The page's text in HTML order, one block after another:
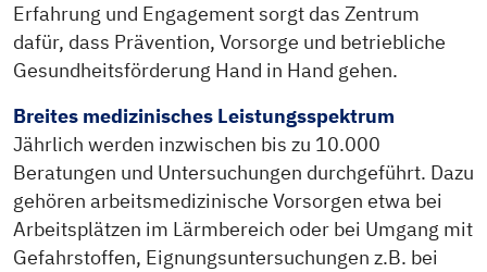
Erfahrung und Engagement sorgt das Zentrum
dafür, dass Prävention, Vorsorge und betriebliche
Gesundheitsförderung Hand in Hand gehen.
Breites medizinisches Leistungsspektrum
Jährlich werden inzwischen bis zu 10.000
Beratungen und Untersuchungen durchgeführt. Dazu
gehören arbeitsmedizinische Vorsorgen etwa bei
Arbeitsplätzen im Lärmbereich oder bei Umgang mit
Gefahrstoffen, Eignungsuntersuchungen z.B. bei